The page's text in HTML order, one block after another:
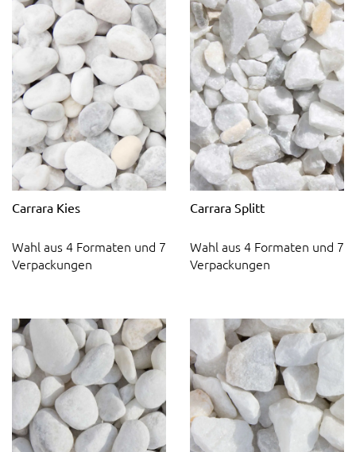
Carrara Kies
Wahl aus 4 Formaten und 7
Verpackungen
Carrara Splitt
Wahl aus 4 Formaten und 7
Verpackungen